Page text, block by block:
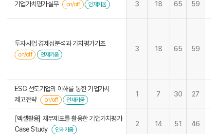
기업가치평가실무 on/off 인재키움 3 18 65 59
투자사업 경제성분석과 가치평가기초
on/off 인재키움
3 18 65 59
ESG 선도기업의 이해를 통한 기업가치
제고전략
on/off 인재키움
1 7 30 27
[엑셀활용] 재무제표를 활용한 기업가치평가
Case Study
인재키움
2 14 51 46